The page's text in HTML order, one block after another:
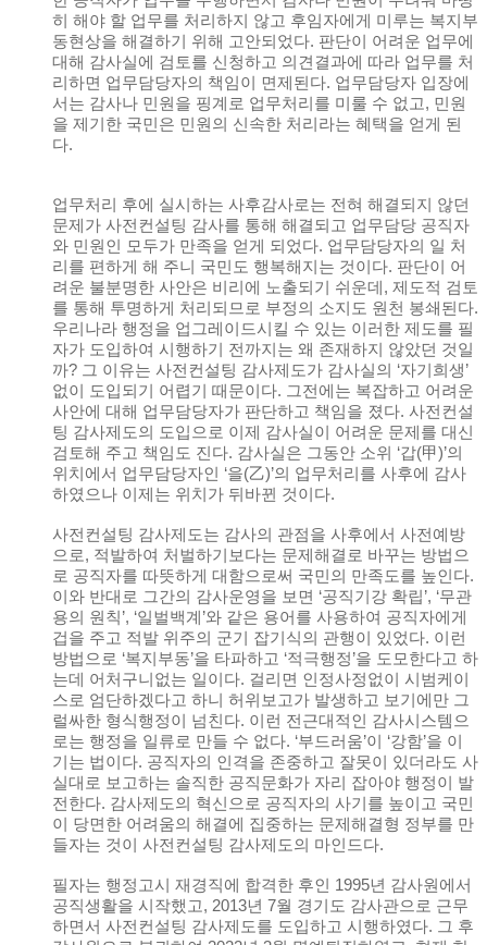
히 해야 할 업무를 처리하지 않고 후임자에게 미루는 복지부
동현상을 해결하기 위해 고안되었다. 판단이 어려운 업무에
대해 감사실에 검토를 신청하고 의견결과에 따라 업무를 처
리하면 업무담당자의 책임이 면제된다. 업무담당자 입장에
서는 감사나 민원을 핑계로 업무처리를 미룰 수 없고, 민원
을 제기한 국민은 민원의 신속한 처리라는 혜택을 얻게 된
다.
업무처리 후에 실시하는 사후감사로는 전혀 해결되지 않던
문제가 사전컨설팅 감사를 통해 해결되고 업무담당 공직자
와 민원인 모두가 만족을 얻게 되었다. 업무담당자의 일 처
리를 편하게 해 주니 국민도 행복해지는 것이다. 판단이 어
려운 불분명한 사안은 비리에 노출되기 쉬운데, 제도적 검토
를 통해 투명하게 처리되므로 부정의 소지도 원천 봉쇄된다.
우리나라 행정을 업그레이드시킬 수 있는 이러한 제도를 필
자가 도입하여 시행하기 전까지는 왜 존재하지 않았던 것일
까? 그 이유는 사전컨설팅 감사제도가 감사실의 ‘자기희생’
없이 도입되기 어렵기 때문이다. 그전에는 복잡하고 어려운
사안에 대해 업무담당자가 판단하고 책임을 졌다. 사전컨설
팅 감사제도의 도입으로 이제 감사실이 어려운 문제를 대신
검토해 주고 책임도 진다. 감사실은 그동안 소위 ‘갑(甲)’의
위치에서 업무담당자인 ‘을(乙)’의 업무처리를 사후에 감사
하였으나 이제는 위치가 뒤바뀐 것이다.
사전컨설팅 감사제도는 감사의 관점을 사후에서 사전예방
으로, 적발하여 처벌하기보다는 문제해결로 바꾸는 방법으
로 공직자를 따뜻하게 대함으로써 국민의 만족도를 높인다.
이와 반대로 그간의 감사운영을 보면 ‘공직기강 확립’, ‘무관
용의 원칙’, ‘일벌백계’와 같은 용어를 사용하여 공직자에게
겁을 주고 적발 위주의 군기 잡기식의 관행이 있었다. 이런
방법으로 ‘복지부동’을 타파하고 ‘적극행정’을 도모한다고 하
는데 어처구니없는 일이다. 걸리면 인정사정없이 시범케이
스로 엄단하겠다고 하니 허위보고가 발생하고 보기에만 그
럴싸한 형식행정이 넘친다. 이런 전근대적인 감사시스템으
로는 행정을 일류로 만들 수 없다. ‘부드러움’이 ‘강함’을 이
기는 법이다. 공직자의 인격을 존중하고 잘못이 있더라도 사
실대로 보고하는 솔직한 공직문화가 자리 잡아야 행정이 발
전한다. 감사제도의 혁신으로 공직자의 사기를 높이고 국민
이 당면한 어려움의 해결에 집중하는 문제해결형 정부를 만
들자는 것이 사전컨설팅 감사제도의 마인드다.
필자는 행정고시 재경직에 합격한 후인 1995년 감사원에서
공직생활을 시작했고, 2013년 7월 경기도 감사관으로 근무
하면서 사전컨설팅 감사제도를 도입하고 시행하였다. 그 후